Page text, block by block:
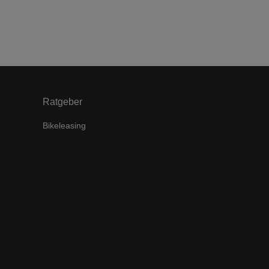
Ratgeber
Bikeleasing